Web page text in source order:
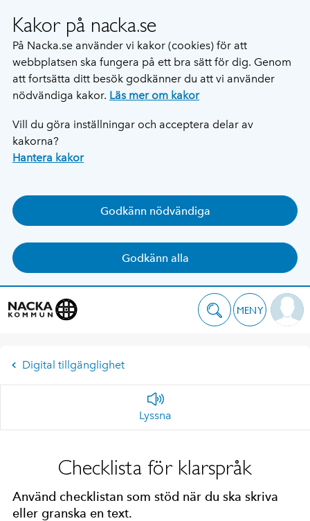
Kakor på nacka.se
På Nacka.se använder vi kakor (cookies) för att
webbplatsen ska fungera på ett bra sätt för dig. Genom
att fortsätta ditt besök godkänner du att vi använder
nödvändiga kakor. Läs mer om kakor
Vill du göra inställningar och acceptera delar av
kakorna?
Hantera kakor
Godkänn nödvändiga
Godkänn alla
MENY
Digital tillgänglighet
Lyssna
Checklista för klarspråk
Använd checklistan som stöd när du ska skriva
eller granska en text.